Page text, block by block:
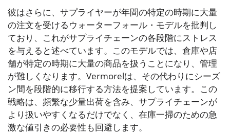
彼はさらに、サプライヤーが年間の特定の時期に大量
の注文を受けるウォーターフォール・モデルを批判し
ており、これがサプライチェーンの各段階にストレス
を与えると述べています。このモデルでは、倉庫や店
舗が特定の時期に大量の商品を扱うことになり、管理
が難しくなります。Vermorelは、その代わりにシーズ
ン間を段階的に移行する方法を提案しています。この
戦略は、頻繁な少量出荷を含み、サプライチェーンが
より扱いやすくなるだけでなく、在庫一掃のための急
激な値引きの必要性も回避します。